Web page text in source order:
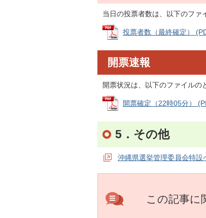
当日の投票者数は、以下のファ
投票者数（最終確定）
開票速報
開票状況は、以下のファイルの
開票確定（22時05分）
5．その他
沖縄県選挙管理委員会特設
この記事に